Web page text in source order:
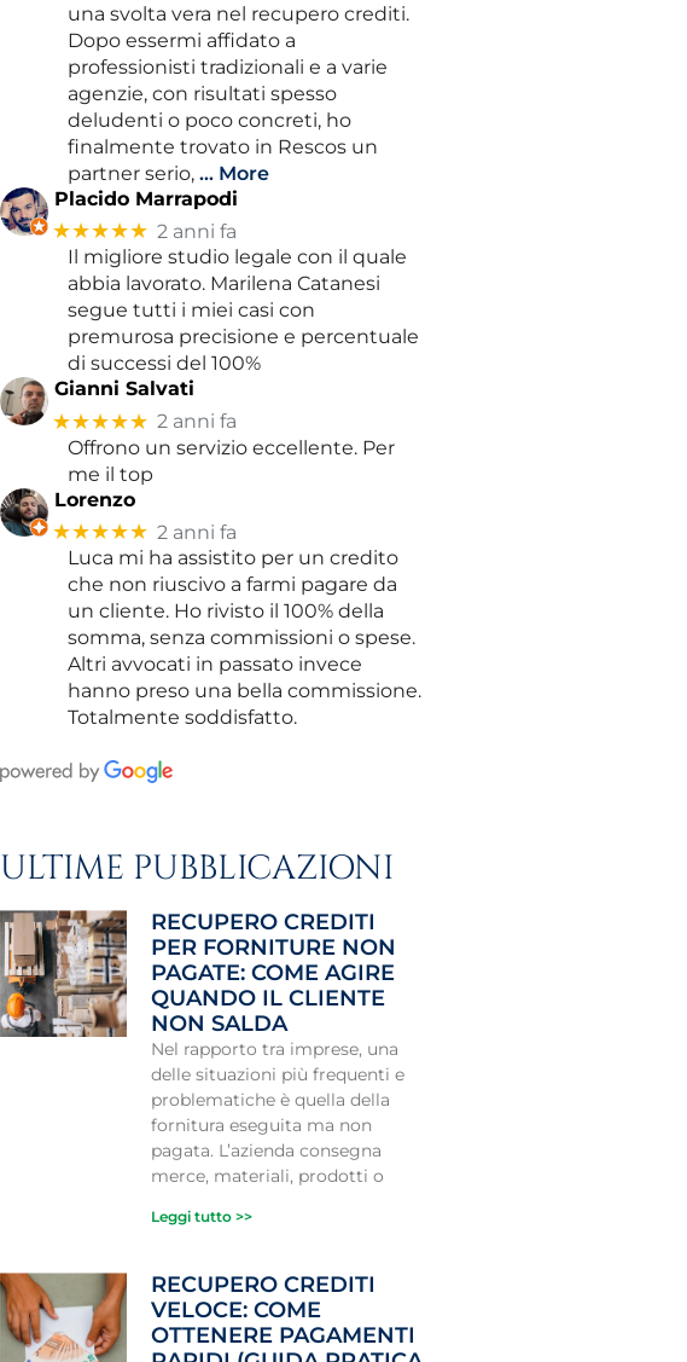
una svolta vera nel recupero crediti.
Dopo essermi affidato a
professionisti tradizionali e a varie
agenzie, con risultati spesso
deludenti o poco concreti, ho
finalmente trovato in Rescos un
partner serio, … More
Placido Marrapodi
★★★★★ 2 anni fa
Il migliore studio legale con il quale
abbia lavorato. Marilena Catanesi
segue tutti i miei casi con
premurosa precisione e percentuale
di successi del 100%
Gianni Salvati
★★★★★ 2 anni fa
Offrono un servizio eccellente. Per
me il top
Lorenzo
★★★★★ 2 anni fa
Luca mi ha assistito per un credito
che non riuscivo a farmi pagare da
un cliente. Ho rivisto il 100% della
somma, senza commissioni o spese.
Altri avvocati in passato invece
hanno preso una bella commissione.
Totalmente soddisfatto.
ULTIME PUBBLICAZIONI
RECUPERO CREDITI
PER FORNITURE NON
PAGATE: COME AGIRE
QUANDO IL CLIENTE
NON SALDA
Nel rapporto tra imprese, una
delle situazioni più frequenti e
problematiche è quella della
fornitura eseguita ma non
pagata. L’azienda consegna
merce, materiali, prodotti o
Leggi tutto >>
RECUPERO CREDITI
VELOCE: COME
OTTENERE PAGAMENTI